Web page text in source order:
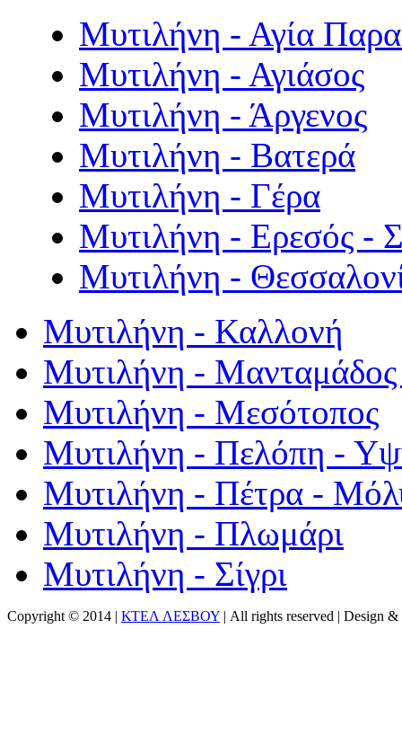
Μυτιλήνη - Αγία
Μυτιλήνη - Αγιάσος
Μυτιλήνη - Άργενος
Μυτιλήνη - Βατερά
Μυτιλήνη - Γέρα
Μυτιλήνη - Ερεσός -
Μυτιλήνη -
Μυτιλήνη - Καλλονή
Μυτιλήνη - Μανταμάδος
Μυτιλήνη - Μεσότοπος
Μυτιλήνη - Πελόπη -
Μυτιλήνη - Πέτρα -
Μυτιλήνη - Πλωμάρι
Μυτιλήνη - Σίγρι
Copyright © 2014 | ΚΤΕΛ ΛΕΣΒΟΥ | All rights reserved | Design &